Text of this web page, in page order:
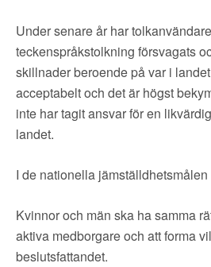
Under senare år har
teckenspråkstolkning försvagats
skillnader beroende på var i
acceptabelt och det är högst
inte har tagit ansvar för en
landet.
I de nationella jämställdhetsmålen
Kvinnor och män ska ha samma
aktiva medborgare och att forma
beslutsfattandet.